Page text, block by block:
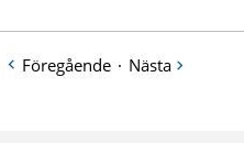
Föregående · Nästa